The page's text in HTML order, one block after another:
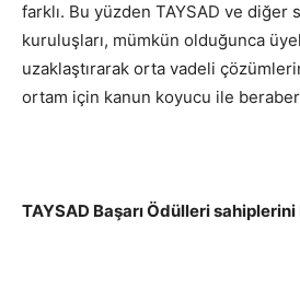
farklı. Bu yüzden TAYSAD ve diğer
kuruluşları, mümkün olduğunca
uzaklaştırarak orta vadeli
ortam için kanun koyucu ile beraber
TAYSAD Başarı Ödülleri